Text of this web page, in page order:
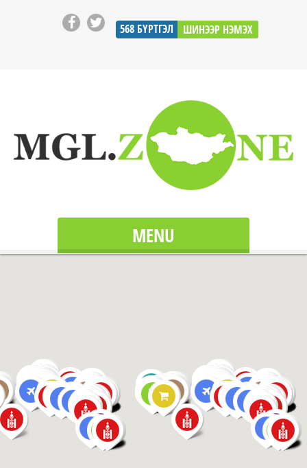
568 БҮРТГЭЛ ШИНЭЭР НЭМЭХ
MENU